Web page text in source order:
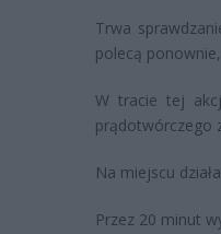
Trwa
polecą
W tracie tej
prądotwórczego
Na miejscu
Przez 20 minut